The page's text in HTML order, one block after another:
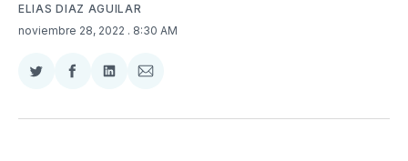
ELIAS DIAZ AGUILAR
noviembre 28, 2022 . 8:30 AM
Compartir
Twitter
Compartir
Facebook
Compartir
LinkedIn
Compartir
Email